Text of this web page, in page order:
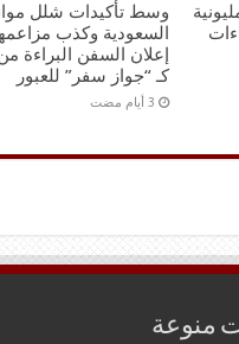
وسط تأكيدات شلل
السعودية وكذب
إعلان السفن البراءة
كـ “جواز سفر” للعبور
منوعة